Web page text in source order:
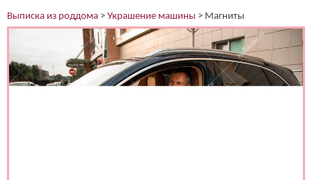
Выписка из роддома > Украшение машины > Магниты